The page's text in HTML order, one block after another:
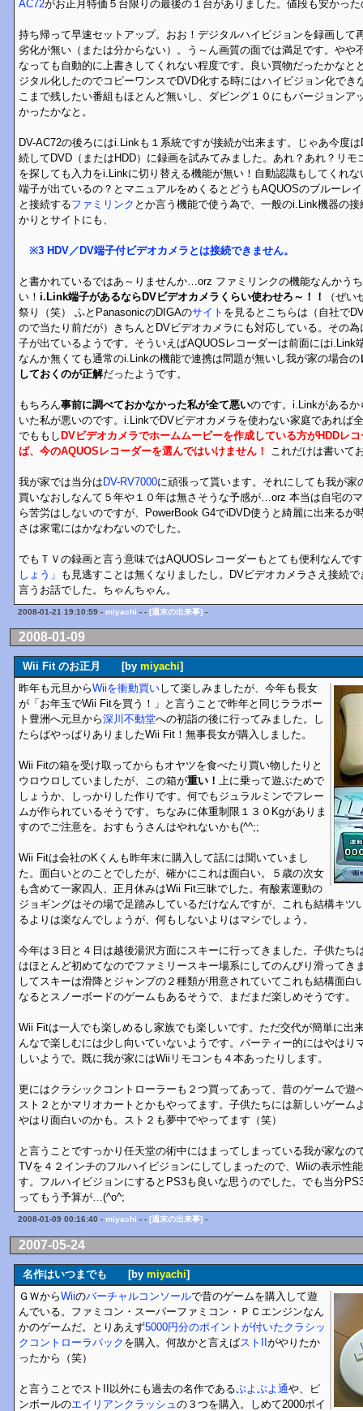
AC72がお正月特価５台限りの最後の１台がありました。値段も安かっ
持ち帰って早速セットアップ。おお！デジタルハイビジョンを録画して
劣化が無い（または分からない）。う～ん画質の面では満足です。やや
なっても自動的に上書きしてくれない程度です。良い買物だったかなと
ジタル化したのでコピーワンスでDVD化する時にはハイビジョン化でき
こまで残したい番組もほとんど無いし、ダビング１０にもバージョンア
かったかなと。
DV-AC72の後ろにはi.Linkも１系統ですが接続が出来ます。じゃあ今度
続してDVD（またはHDD）に録画を試みてみました。あれ？あれ？リモ
を探しても入力をi.Linkに切り替える機能が無い！自動認識もしてくれ
端子が出ているの？とマニュアルをめくるとどうもAQUOSのブルーレ
と接続するファミリンク とか言う機能で使う為で、一般のi.Link機器の
かりとサイトにも、
※3 HDV／DV端子付ビデオカメラとは接続できません。
と書かれているではあ～りませんか…orz ファミリンクの機能なんかう
い！ i.Link端子があるならDVビデオカメラくらい使わせろ～！！
（ぜ
祭り（笑） ふとPanasonicのDIGAのサイト を見るとこちらは（自社で
ので当たり前だが）きちんとDVビデオカメラにも対応している。その
子が出ているようです。そういえばAQUOSレコーダーは前面には
なんか無くても通常のi.Linkの機能で連携は問題が無いし我が家の場合の
しておくのが正解だったようです。
もちろん事前に調べておかなかった私が全て悪いのです。i.Linkがある
いた私が悪いのです。i.LinkでDVビデオカメラを使わない家庭であれば
でももし DVビデオカメラでホームムービーを作成している方がHDDレ
ば、今のAQUOSレコーダーを選んではいけません！
これだけは書いて
我が家では当分は DV-RV7000に頑張って貰います。それにしても我が家
買いなおしなんて５年や１０年は無さそうな予感が…orz 本当は自宅の
ら苦労はしないのですが、PowerBook G4でiDVD使うと綺麗に出来るが
さは家電にはかなわないのでした。
でもＴＶの録画と言う意味ではAQUOSレコーダーもとても便利なんで
しょう」 も見逃すことは無くなりましたし。DVビデオカメラさえ接続
言うお話でした。ちゃんちゃん。
2008-01-21 19:10:59 - miyachi - - [週末の出来事] -
2008-01-09
Wii Fit のお正月 [by miyachi]
昨年も元旦からWiiを衝動買いして楽しみましたが、今年も長女
が「お年玉でWii Fitを買う！」と言うことで昨年と同じララポー
ト豊洲へ元旦から深川不動堂への初詣の後に行ってみました。し
たらばやっぱりありましたWii Fit！無事長女が購入しました。
Wii Fitの箱を受け取ってからもオヤツを食べたり買い物したりと
ウロウロしていましたが、この箱が重い！ 上に乗って遊ぶためで
しょうか、しっかりした作りです。何でもジュラルミンでフレー
ムが作られているそうです。ちなみに体重制限１３０Kgがありま
すのでご注意を。おすもうさんはやれないかも(^^;;
Wii Fitは会社のKくんも昨年末に購入して話には聞いていまし
た。面白いとのことでしたが、確かにこれは面白い。５歳の次女
も含めて一家四人、正月休みはWii Fit三昧でした。有酸素運動の
ジョギングはその場で足踏みしているだけなんですが、これも結構キツ
るよりは楽なんでしょうが、何もしないよりはマシでしょう。
今年は３日と４日は越後湯沢方面にスキーに行ってきました。子供たち
はほとんど初めてなのでファミリースキー場系にしてのんびり滑ってき
してスキーは滑降とジャンプの２種類が用意されていてこれも結構面白
なるとスノーボードのゲームもあるそうで、まだまだ楽しめそうです。
Wii Fitは一人でも楽しめるし家族でも楽しいです。ただ交代が簡単に出
んなで楽しむには少し向いていないようです。パーティー的にはやはり
しいようで。既に我が家にはWiiリモコンも４本あったりします。
更にはクラシックコントローラーも２つ買ってあって、昔のゲームで遊
スト２とかマリオカートとかもやってます。子供たちには新しいゲーム
やはり面白いのかも。スト２も夢中でやってます（笑）
と言うことですっかり任天堂の術中にはまってしまっている我が家なの
TVを４２インチのフルハイビジョンにしてしまったので、Wiiの表示性
す。フルハイビジョンにするとPS3も良いな思うのでした。でも当分
ってもう予算が…(^o^;
2008-01-09 00:16:40 - miyachi - - [週末の出来事] -
2007-05-24
名作はいつまでも [by miyachi]
ＧＷからWiiのバーチャルコンソールで昔のゲームを購入して遊
んでいる。ファミコン・スーパーファミコン・ＰＣエンジンなん
かのゲームだ。とりあえず5000円分のポイントが付いたクラシッ
クコントローラパック を購入。何故かと言えばストIIがやりたか
ったから（笑）
と言うことでストII以外にも過去の名作であるぷよぷよ通や、ピ
ンボールのエイリアンクラッシュ の３つを購入。しめて2000ポイ